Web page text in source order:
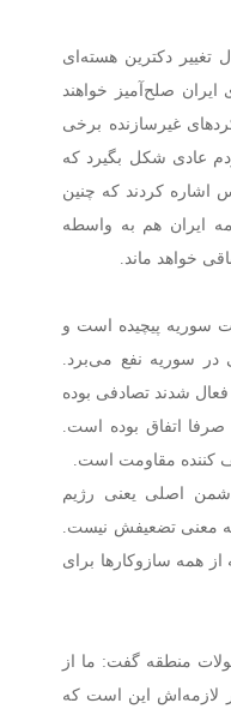
دکترین هسته‌ای
صلح‌آمیز خواهند
غیرسازنده برخی
عادی شکل بگیرد که
اشاره کردند که چنین
ایران هم به واسطه
خواهد ماند.
سوریه پیچیده است و
در سوریه نفع می‌برد.
شدند تصادفی بوده
صرفا اتفاق بوده است.
کننده مقاومت است.
اصلی یعنی رژیم
معنی تضعیفش نیست.
از همه سازوکارها برای
منطقه گفت: ما از
لازمه‌اش این است که